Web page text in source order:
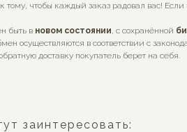
чтобы каждый заказ радовал вас!
быть в новом состоянии, с сохранённой
осуществляются в соответствии с
доставку покупатель берет на себя.
заинтересовать: